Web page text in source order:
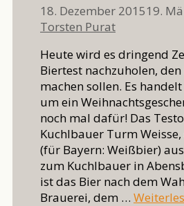
18. Dezember 201519.
Torsten Purat
Heute wird es dringend
Biertest nachzuholen,
machen sollen. Es
um ein
noch mal dafür! Das
Kuchlbauer Turm
(für Bayern: Weißbier)
zum Kuchlbauer in
ist das Bier nach dem
Brauerei, dem …